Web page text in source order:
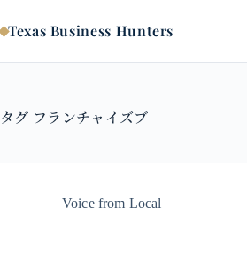
ン
ン
ス
Texas Business Hunters
タグ フランチャイズブ
Voice from Local